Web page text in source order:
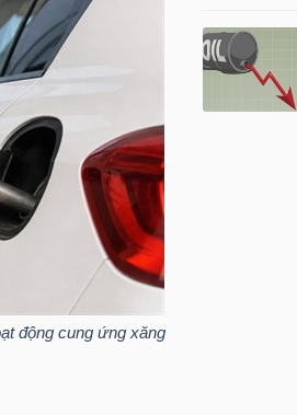
động cung ứng xăng